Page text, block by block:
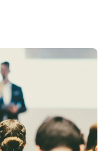
Ampio spazio
concrete. In
di Paolo Ganis,
che in otto anni ha
fondato su
visione
concreto di
scalare e
da un territorio e